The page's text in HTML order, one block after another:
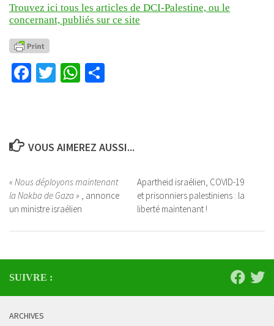
Trouvez ici tous les articles de DCI-Palestine, ou le
concernant, publiés sur ce site
Facebook
TwitterWhatsApp
VOUS AIMEREZ AUSSI...
« Nous déployons maintenant
la Nakba de Gaza »
, annonce
un ministre israélien
Apartheid israélien, COVID-19
et prisonniers palestiniens : la
liberté maintenant !
SUIVRE :
ARCHIVES